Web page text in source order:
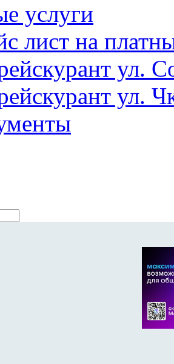
услуги
лист на
ул.
ул.